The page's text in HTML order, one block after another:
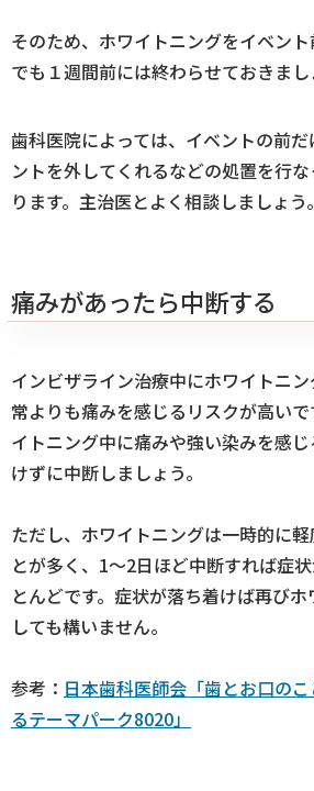
そのため、ホワイトニングをイベン
でも１週間前には終わらせておきまし
歯科医院によっては、イベントの前
ントを外してくれるなどの処置を行
ります。主治医とよく相談しましょう。
痛みがあったら中断する
インビザライン治療中にホワイトニ
常よりも痛みを感じるリスクが高い
イトニング中に痛みや強い染みを感
けずに中断しましょう。
ただし、ホワイトニングは一時的に
とが多く、1〜2日ほど中断すれば症
とんどです。症状が落ち着けば再び
しても構いません。
参考： 日本歯科医師会「歯とお口の
るテーマパーク8020」